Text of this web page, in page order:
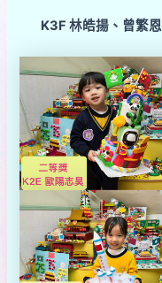
K3F 林皓揚、曾繁恩